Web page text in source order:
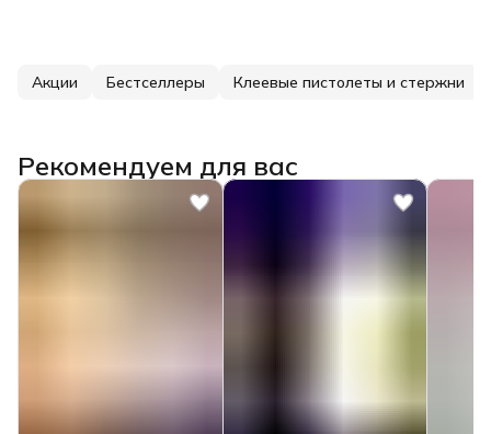
Акции Бестселлеры Клеевые пистолеты и стержни
Рекомендуем для вас